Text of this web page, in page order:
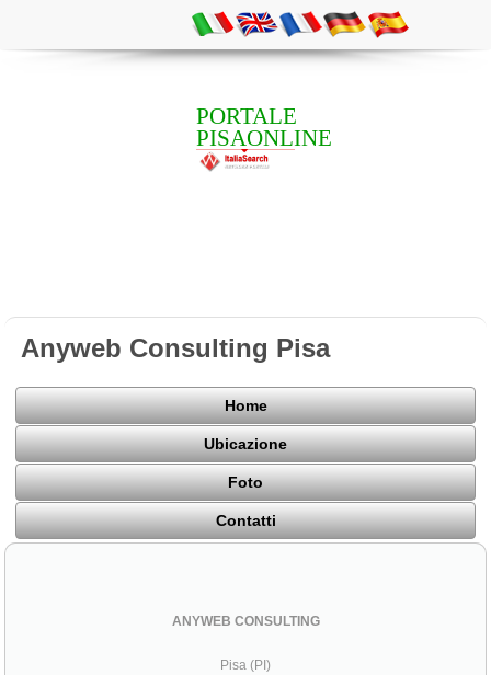
PORTALE
PISAONLINE
Anyweb Consulting Pisa
Home
Ubicazione
Foto
Contatti
ANYWEB CONSULTING
Pisa (PI)